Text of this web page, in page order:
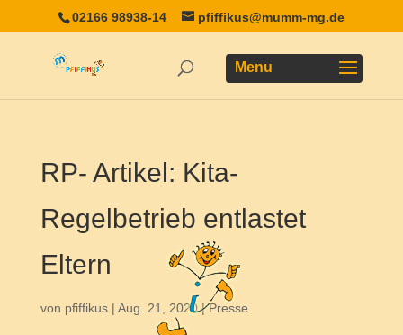
02166 98938-14 pfiffikus@mumm-mg.de
RP- Artikel: Kita-
Regelbetrieb entlastet
Eltern
von pfiffikus| Aug. 21, 2020|Presse